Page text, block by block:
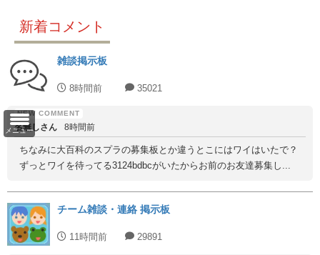
メニュー
新着コメント
雑談掲示板
8時間前 35021
名無しさん 8時間前
ちなみに大百科のスプラの募集板とか違うとこにはワイはいたで？
ずっとワイを待ってる3124bdbcがいたからお前のお友達募集し...
チーム雑談・連絡 掲示板
11時間前 29891